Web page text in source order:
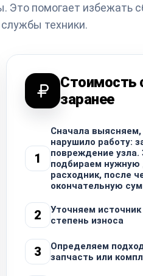
Это помогает избежать
техники.
Стоимость
заранее
1
Сначала
нарушило работу:
повреждение узла.
подбираем нужную
расходник, после
окончательную
2
Уточняем
степень износа
3
Определяем
запчасть или